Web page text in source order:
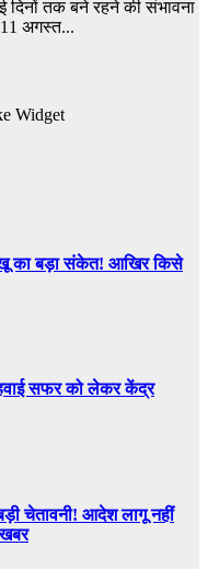
तक बने रहने की संभावना
अगस्त...
का बड़ा संकेत! आखिर किसे
सफर को लेकर केंद्र
बड़ी चेतावनी! आदेश लागू नहीं
खबर